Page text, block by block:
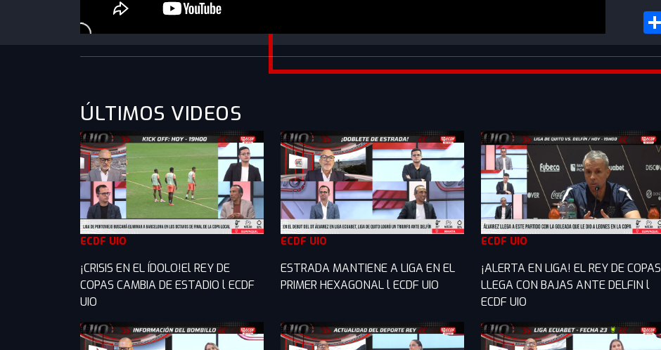
https://www.youtube.com/watch?v=U64q9ivnS-
g&list=PLXMkkrTMSVllabXoUlLQlByZn4rXkZ1B_&index=2
ÚLTIMOS VIDEOS
ECDF UIO
¡CRISIS EN EL ÍDOLO!El REY DE
COPAS CAMBIA DE ESTADIO l ECDF
UIO
ECDF UIO
ESTRADA MANTIENE A LIGA EN EL
PRIMER HEXAGONAL l ECDF UIO
ECDF UIO
¡ALERTA EN LIGA! EL REY DE COPAS
LLEGA CON BAJAS ANTE DELFIN l
ECDF UIO